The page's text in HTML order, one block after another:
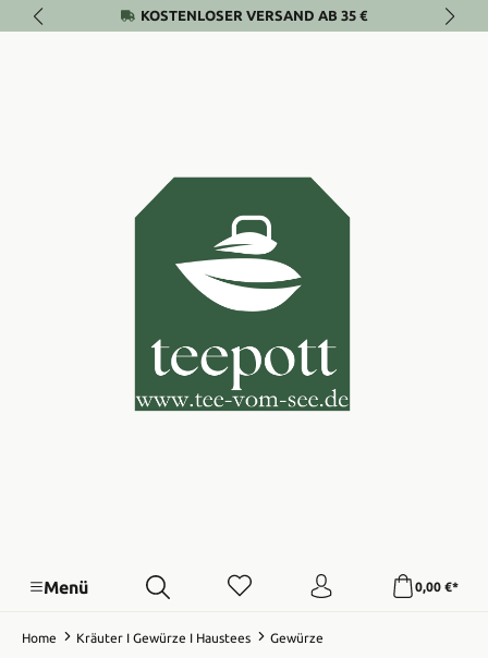
Zum Hauptinhalt springenKOSTENLOSER VERSAND AB 35 €
Menü 0,00 €*
Home Kräuter I Gewürze I Haustees Gewürze